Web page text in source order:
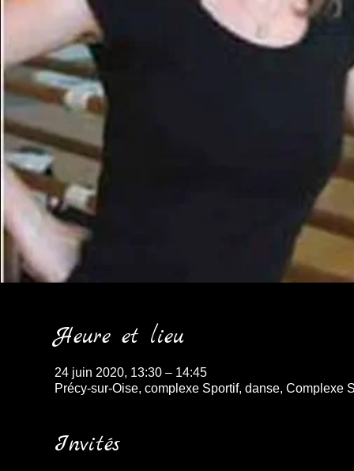
Heure et lieu
24 juin 2020, 13:30 – 14:45
Précy-sur-Oise, complexe Sportif, danse, Complexe
Invités